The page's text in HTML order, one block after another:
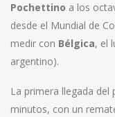
Pochettino a los
desde el Mundial de
medir con Bélgica, el
argentino).
La primera llegada
minutos, con un